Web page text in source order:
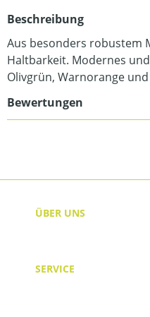
Beschreibung
Aus besonders robustem
Haltbarkeit. Modernes
Olivgrün, Warnorange
Bewertungen
ÜBER UNS
SERVICE